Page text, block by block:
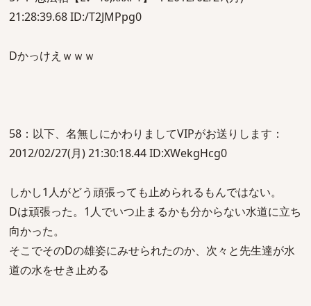
21:28:39.68 ID:/T2JMPpg0
Dかっけえｗｗｗ
58：以下、名無しにかわりましてVIPがお送りします：
2012/02/27(月) 21:30:18.44 ID:XWekgHcg0
しかし1人がどう頑張っても止められるもんではない。
Dは頑張った。1人でいつ止まるかも分からない水道に立ち
向かった。
そこでそのDの雄姿にみせられたのか、次々と先生達が水
道の水をせき止める